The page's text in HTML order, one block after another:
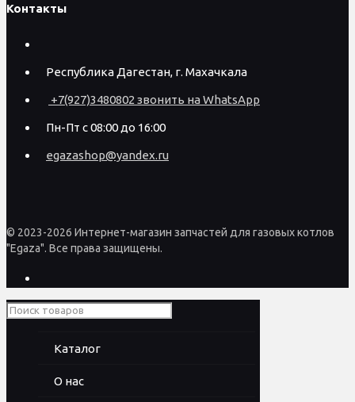
Контакты
Республика Дагестан, г. Махачкала
+7(927)3480802 звонить на WhatsApp
Пн-Пт с 08:00 до 16:00
egazashop@yandex.ru
© 2023-2026 Интернет-магазин запчастей для газовых котлов
"Egaza". Все права защищены.
Каталог
О нас